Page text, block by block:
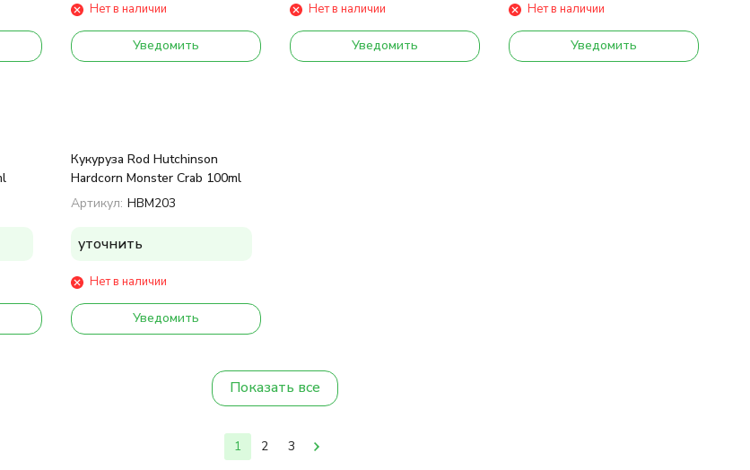
Нет в наличии
Уведомить
Нет в наличии
Уведомить
Нет в наличии
Уведомить
Кукуруза Rod Hutchinson
Hardcorn Monster Crab 100ml
Артикул: HBM203
уточнить
Нет в наличии
Уведомить
Показать все
1 2 3